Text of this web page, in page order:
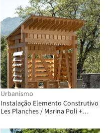
Urbanismo
Instalação Elemento Construtivo
Les Planches / Marina Poli +